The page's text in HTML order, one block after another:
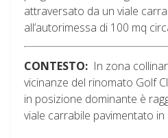
attraversato da un viale
all’autorimessa di 100 mq
CONTESTO: In zona
vicinanze del rinomato Golf
in posizione dominante è
viale carrabile pavimentato